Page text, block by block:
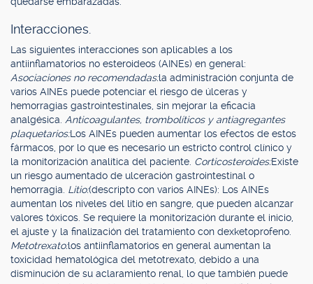
Interacciones.
Las siguientes interacciones son aplicables a los
antiinflamatorios no esteroideos (AINEs) en general:
Asociaciones no recomendadas:la administración conjunta de
varios AINEs puede potenciar el riesgo de úlceras y
hemorragias gastrointestinales, sin mejorar la eficacia
analgésica. Anticoagulantes, trombolíticos y antiagregantes
plaquetarios:Los AINEs pueden aumentar los efectos de estos
fármacos, por lo que es necesario un estricto control clínico y
la monitorización analítica del paciente. Corticosteroides:Existe
un riesgo aumentado de ulceración gastrointestinal o
hemorragia. Litio:(descripto con varios AINEs): Los AINEs
aumentan los niveles del litio en sangre, que pueden alcanzar
valores tóxicos. Se requiere la monitorización durante el inicio,
el ajuste y la finalización del tratamiento con dexketoprofeno.
Metotrexato:los antiinflamatorios en general aumentan la
toxicidad hematológica del metotrexato, debido a una
disminución de su aclaramiento renal, lo que también puede